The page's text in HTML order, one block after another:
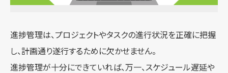
進捗管理は、プロジェクトやタスクの進行状況を正確に把握
し、計画通り遂行するために欠かせません。
進捗管理が十分にできていれば、万一、スケジュール遅延や